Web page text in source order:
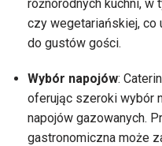
różnorodnych kuchni, w
czy wegetariańskiej, co
do gustów gości.
Wybór napojów:
oferując szeroki wybór
napojów gazowanych.
gastronomiczna może